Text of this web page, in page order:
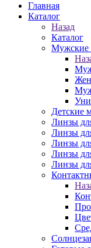
Главная
Каталог
Назад
Каталог
Мужские
Детские
Линзы
Линзы
Линзы
Линзы
Линзы